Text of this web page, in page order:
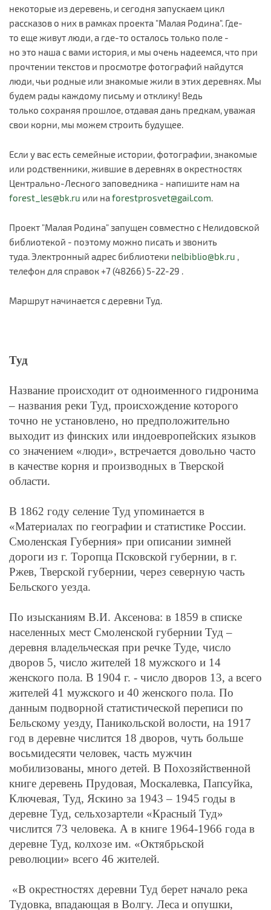
некоторые из деревень, и сегодня запускаем цикл
рассказов о них в рамках проекта "Малая Родина". Где-
то еще живут люди, а где-то осталось только поле -
но это наша с вами история, и мы очень надеемся, что при
прочтении текстов и просмотре фотографий найдутся
люди, чьи родные или знакомые жили в этих деревнях. Мы
будем рады каждому письму и отклику! Ведь
только сохраняя прошлое, отдавая дань предкам, уважая
свои корни, мы можем строить будущее.
Если у вас есть семейные истории, фотографии, знакомые
или родственники, жившие в деревнях в окрестностях
Центрально-Лесного заповедника - напишите нам на
forest_les@bk.ru или наforestprosvet@gail.com.
Проект "Малая Родина" запущен совместно с Нелидовской
библиотекой - поэтому можно писать и звонить
туда. Электронный адрес библиотеки nelbiblio@bk.ru ,
телефон для справок +7 (48266) 5-22-29 .
Маршрут начинается с деревни Туд.
Туд
Название происходит от одноименного гидронима
– названия реки Туд, происхождение которого
точно не установлено, но предположительно
выходит из финских или индоевропейских языков
со значением «люди», встречается довольно часто
в качестве корня и производных в Тверской
области.
В 1862 году селение Туд упоминается в
«Материалах по географии и статистике России.
Смоленская Губерния» при описании зимней
дороги из г. Торопца Псковской губернии, в г.
Ржев, Тверской губернии, через северную часть
Бельского уезда.
По изысканиям В.И. Аксенова: в 1859 в списке
населенных мест Смоленской губернии Туд –
деревня владельческая при речке Туде, число
дворов 5, число жителей 18 мужского и 14
женского пола. В 1904 г. - число дворов 13, а всего
жителей 41 мужского и 40 женского пола. По
данным подворной статистической переписи по
Бельскому уезду, Паникольской волости, на 1917
год в деревне числится 18 дворов, чуть больше
восьмидесяти человек, часть мужчин
мобилизованы, много детей. В Похозяйственной
книге деревень Прудовая, Москалевка, Папсуйка,
Ключевая, Туд, Яскино за 1943 – 1945 годы в
деревне Туд, сельхозартели «Красный Туд»
числится 73 человека. А в книге 1964-1966 года в
деревне Туд, колхозе им. «Октябрьской
революции» всего 46 жителей.
«В окрестностях деревни Туд берет начало река
Тудовка, впадающая в Волгу. Леса и опушки,